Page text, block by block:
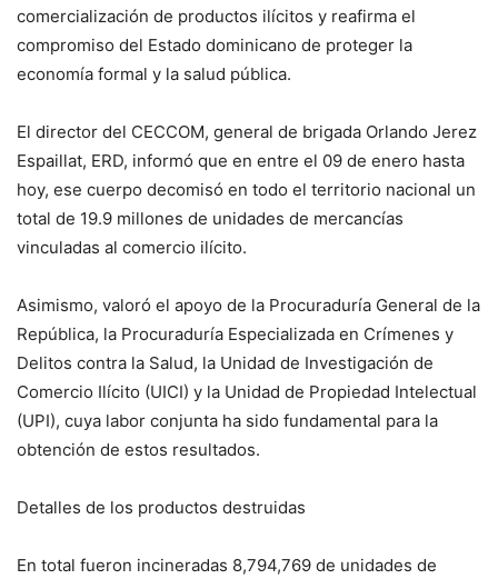
comercialización de productos ilícitos y reafirma el
compromiso del Estado dominicano de proteger la
economía formal y la salud pública.
El director del CECCOM, general de brigada Orlando Jerez
Espaillat, ERD, informó que en entre el 09 de enero hasta
hoy, ese cuerpo decomisó en todo el territorio nacional un
total de 19.9 millones de unidades de mercancías
vinculadas al comercio ilícito.
Asimismo, valoró el apoyo de la Procuraduría General de la
República, la Procuraduría Especializada en Crímenes y
Delitos contra la Salud, la Unidad de Investigación de
Comercio Ilícito (UICI) y la Unidad de Propiedad Intelectual
(UPI), cuya labor conjunta ha sido fundamental para la
obtención de estos resultados.
Detalles de los productos destruidas
En total fueron incineradas 8,794,769 de unidades de